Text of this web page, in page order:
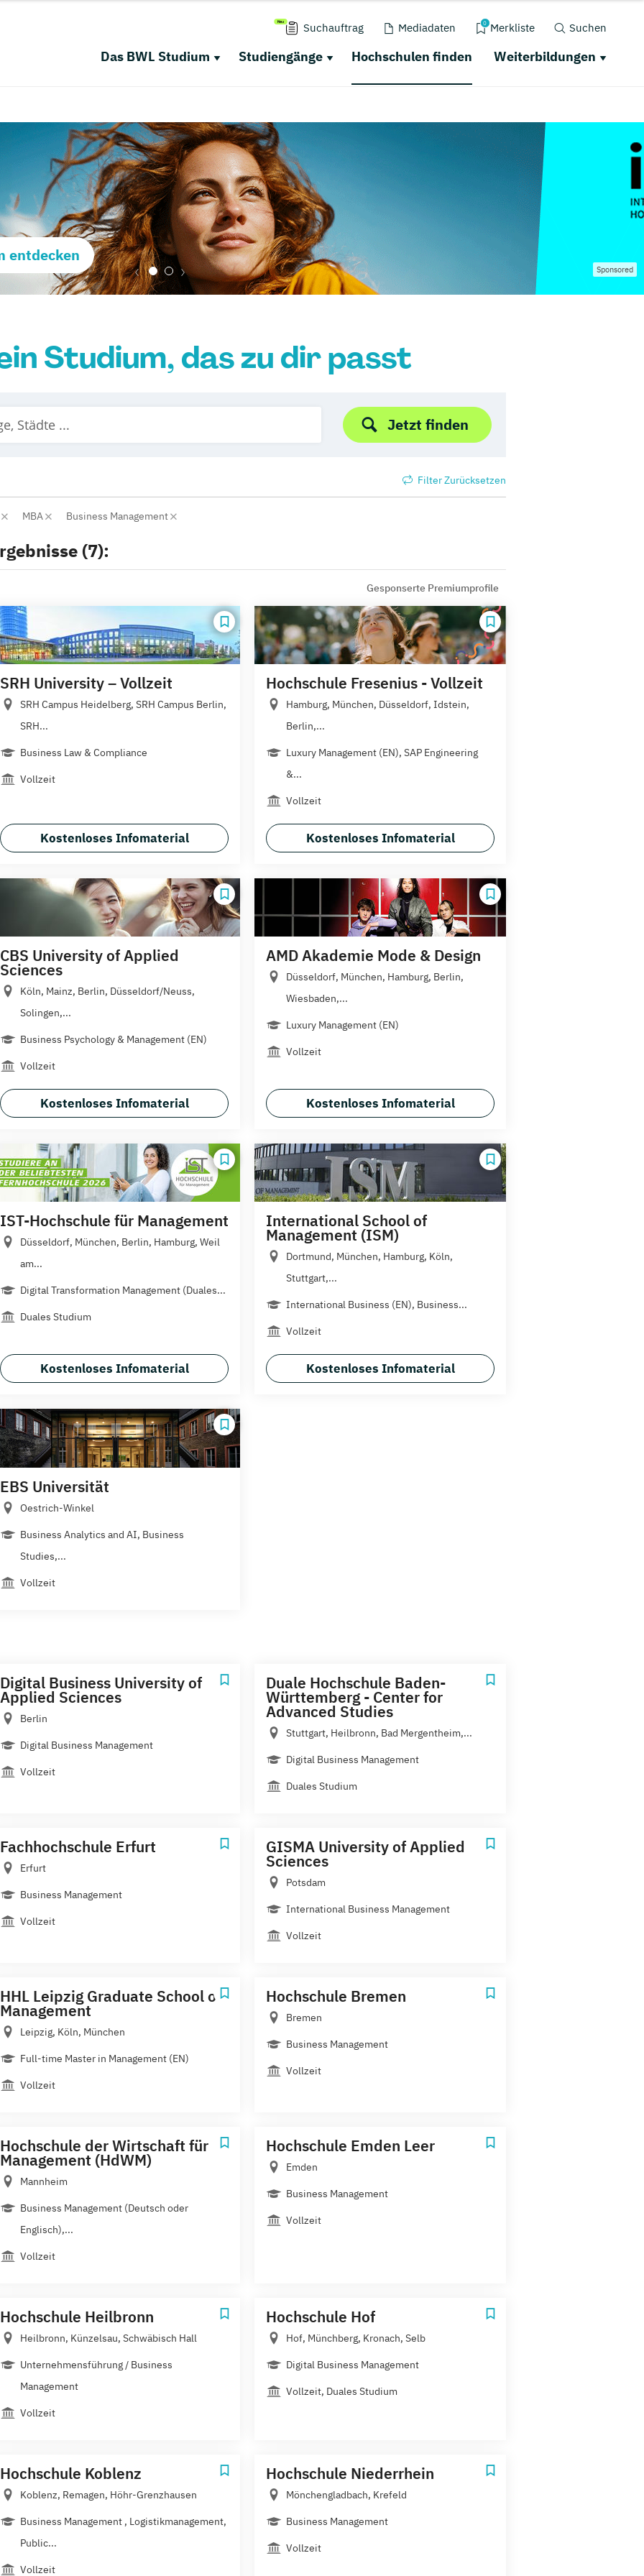
Suchauftrag Mediadaten 0 Merkliste Suchen
Das BWL Studium Studiengänge Hochschulen finden Weiterbildungen
entdecken
Sponsored
Studium, das zu dir passt
Jetzt finden
Filter Zurücksetzen
MBA Business Management
(7):
Gesponserte Premiumprofile
SRH University – Vollzeit
SRH Campus Heidelberg, SRH Campus Berlin,
SRH...
Business Law & Compliance
Vollzeit
Kostenloses Infomaterial
Hochschule Fresenius - Vollzeit
Hamburg, München, Düsseldorf, Idstein,
Berlin,...
Luxury Management (EN), SAP Engineering
&...
Vollzeit
Kostenloses Infomaterial
CBS University of Applied
Sciences
Köln, Mainz, Berlin, Düsseldorf/Neuss,
Solingen,...
Business Psychology & Management (EN)
Vollzeit
Kostenloses Infomaterial
AMD Akademie Mode & Design
Düsseldorf, München, Hamburg, Berlin,
Wiesbaden,...
Luxury Management (EN)
Vollzeit
Kostenloses Infomaterial
IST-Hochschule für Management
Düsseldorf, München, Berlin, Hamburg, Weil
am...
Digital Transformation Management (Duales...
Duales Studium
Kostenloses Infomaterial
International School of
Management (ISM)
Dortmund, München, Hamburg, Köln,
Stuttgart,...
International Business (EN), Business...
Vollzeit
Kostenloses Infomaterial
EBS Universität
Oestrich-Winkel
Business Analytics and AI, Business
Studies,...
Vollzeit
Digital Business University of
Applied Sciences
Berlin
Digital Business Management
Vollzeit
Duale Hochschule Baden-
Württemberg - Center for
Advanced Studies
Stuttgart, Heilbronn, Bad Mergentheim,...
Digital Business Management
Duales Studium
Fachhochschule Erfurt
Erfurt
Business Management
Vollzeit
GISMA University of Applied
Sciences
Potsdam
International Business Management
Vollzeit
HHL Leipzig Graduate School of
Management
Leipzig, Köln, München
Full-time Master in Management (EN)
Vollzeit
Hochschule Bremen
Bremen
Business Management
Vollzeit
Hochschule der Wirtschaft für
Management (HdWM)
Mannheim
Business Management (Deutsch oder
Englisch),...
Vollzeit
Hochschule Emden Leer
Emden
Business Management
Vollzeit
Hochschule Heilbronn
Heilbronn, Künzelsau, Schwäbisch Hall
Unternehmensführung / Business
Management
Vollzeit
Hochschule Hof
Hof, Münchberg, Kronach, Selb
Digital Business Management
Vollzeit, Duales Studium
Hochschule Koblenz
Koblenz, Remagen, Höhr-Grenzhausen
Business Management , Logistikmanagement,
Public...
Vollzeit
Hochschule Niederrhein
Mönchengladbach, Krefeld
Business Management
Vollzeit